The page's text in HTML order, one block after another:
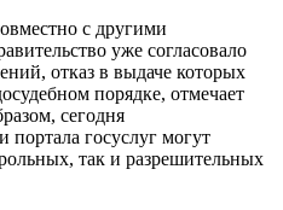
с другими
уже согласовало
отказ в выдаче которых
порядке, отмечает
сегодня
госуслуг могут
так и разрешительных